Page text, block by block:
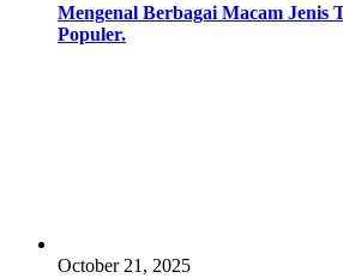
Mengenal Berbagai Macam Jenis
Populer.
October 21, 2025